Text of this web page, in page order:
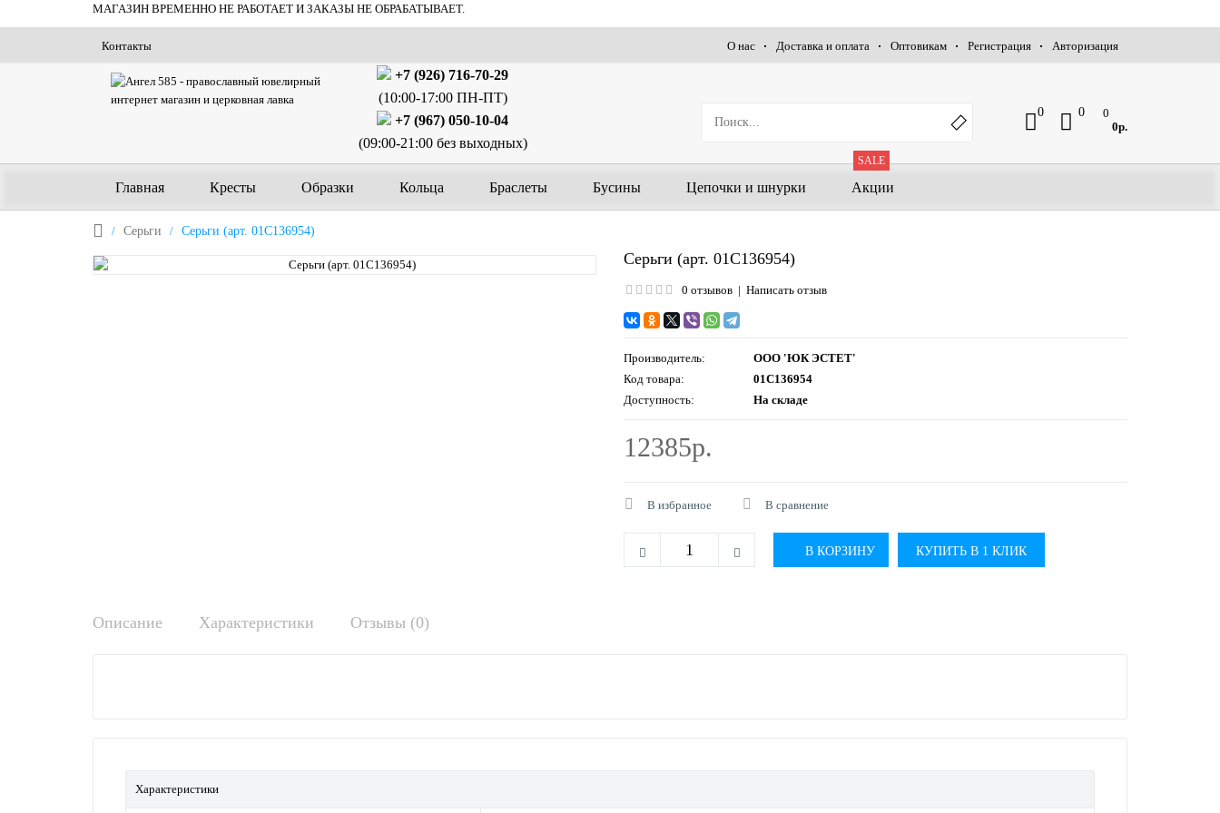
МАГАЗИН ВРЕМЕННО НЕ РАБОТАЕТ И ЗАКАЗЫ НЕ ОБРАБАТЫВАЕТ.
Контакты О нас Доставка и оплата Оптовикам Регистрация Авторизация
+7 (926) 716-70-29
(10:00-17:00 ПН-ПТ)
+7 (967) 050-10-04
(09:00-21:00 без выходных)
0 0
0
0р.
Главная Кресты Образки Кольца Браслеты Бусины Цепочки и шнурки Акции
SALE
Серьги Серьги (арт. 01С136954)
Серьги (арт. 01С136954)
0 отзывов | Написать отзыв
Производитель:
ООО 'ЮК ЭСТЕТ'
Код товара:
01С136954
Доступность:
На складе
12385р.
В избранное В сравнение
КУПИТЬ В 1 КЛИК
Описание Характеристики Отзывы (0)
Характеристики